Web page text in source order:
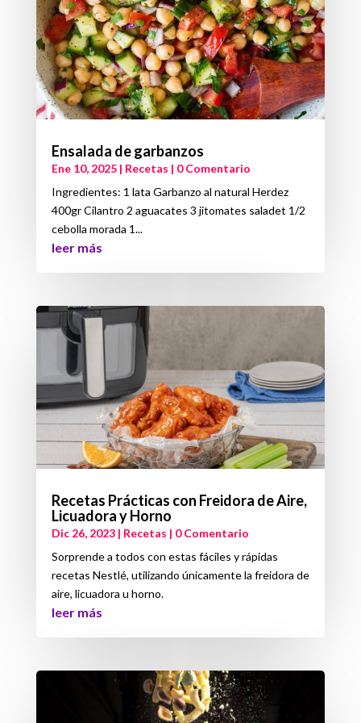
Ensalada de garbanzos
Ene 10, 2025| Recetas | 0 Comentario
Ingredientes: 1 lata Garbanzo al natural Herdez
400gr Cilantro 2 aguacates 3 jitomates saladet 1/2
cebolla morada 1...
leer más
Recetas Prácticas con Freidora de Aire,
Licuadora y Horno
Dic 26, 2023| Recetas | 0 Comentario
Sorprende a todos con estas fáciles y rápidas
recetas Nestlé, utilizando únicamente la freidora de
aire, licuadora u horno.
leer más